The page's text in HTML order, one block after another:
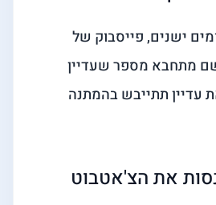
ישנים, פייסבוק של
מתחבא מספר שעדיין
עדיין תתייבש בהמתנה
את הצ'אטבוט